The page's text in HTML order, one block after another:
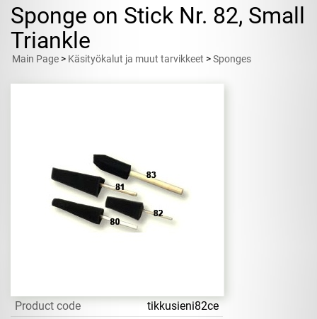
Sponge on Stick Nr. 82, Small
Triankle
Main Page > Käsityökalut ja muut tarvikkeet >Sponges
Product code
tikkusieni82ce